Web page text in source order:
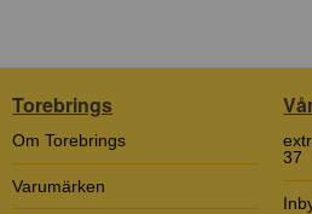
Torebrings
Om Torebrings
Varumärken
37